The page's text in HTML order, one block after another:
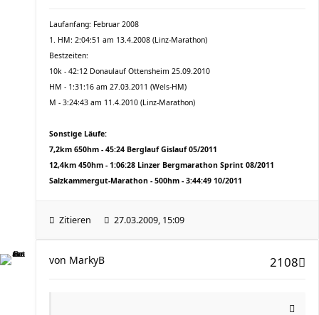
Laufanfang: Februar 2008
1. HM: 2:04:51 am 13.4.2008 (Linz-Marathon)
Bestzeiten:
10k - 42:12 Donaulauf Ottensheim 25.09.2010
HM - 1:31:16 am 27.03.2011 (Wels-HM)
M - 3:24:43 am 11.4.2010 (Linz-Marathon)
Sonstige Läufe:
7,2km 650hm - 45:24 Berglauf Gislauf 05/2011
12,4km 450hm - 1:06:28 Linzer Bergmarathon Sprint 08/2011
Salzkammergut-Marathon - 500hm - 3:44:49 10/2011
Zitieren 27.03.2009, 15:09
2108
von MarkyB